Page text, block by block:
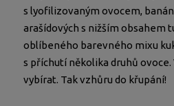
s lyofilizovaným ovocem,
arašídových s nižším obsahem
oblíbeného barevného mixu
s příchutí několika druhů
vybírat. Tak vzhůru do křupání!